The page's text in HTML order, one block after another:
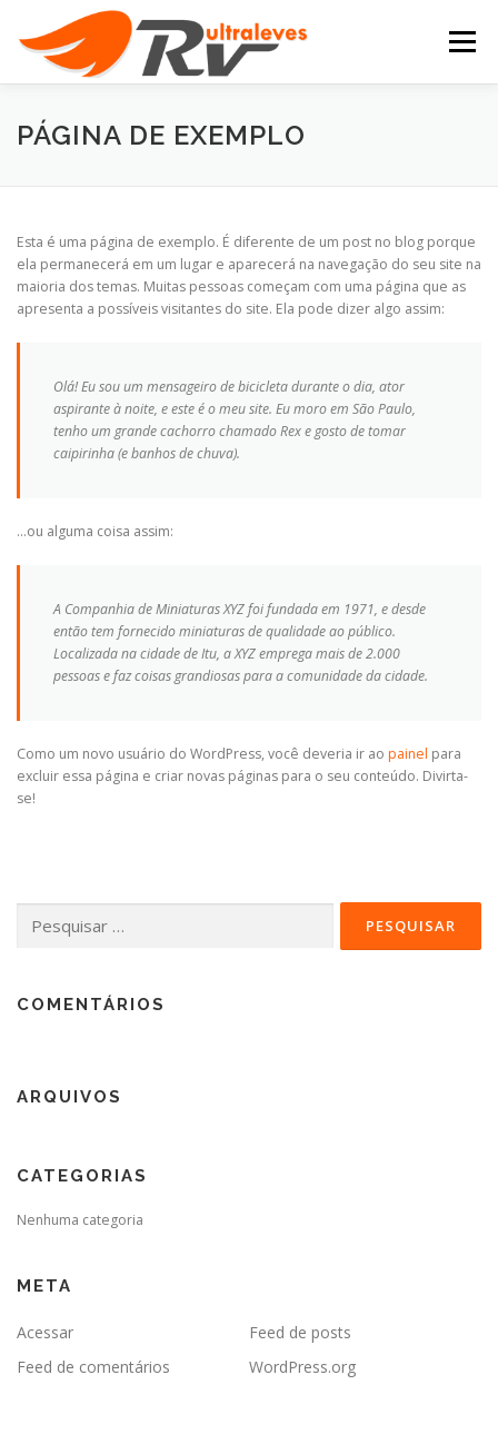
Menu
HOME NOSSOS CURSOS AERONAVES
PÁGINA DE EXEMPLO
Esta é uma página de exemplo. É diferente de um post no blog porque
ela permanecerá em um lugar e aparecerá na navegação do seu site na
maioria dos temas. Muitas pessoas começam com uma página que as
apresenta a possíveis visitantes do site. Ela pode dizer algo assim:
Olá! Eu sou um mensageiro de bicicleta durante o dia, ator
aspirante à noite, e este é o meu site. Eu moro em São Paulo,
tenho um grande cachorro chamado Rex e gosto de tomar
caipirinha (e banhos de chuva).
…ou alguma coisa assim:
A Companhia de Miniaturas XYZ foi fundada em 1971, e desde
então tem fornecido miniaturas de qualidade ao público.
Localizada na cidade de Itu, a XYZ emprega mais de 2.000
pessoas e faz coisas grandiosas para a comunidade da cidade.
Como um novo usuário do WordPress, você deveria ir ao painel para
excluir essa página e criar novas páginas para o seu conteúdo. Divirta-
se!
por:
COMENTÁRIOS
ARQUIVOS
CATEGORIAS
Nenhuma categoria
META
Acessar
Feed de posts
Feed de comentários
WordPress.org